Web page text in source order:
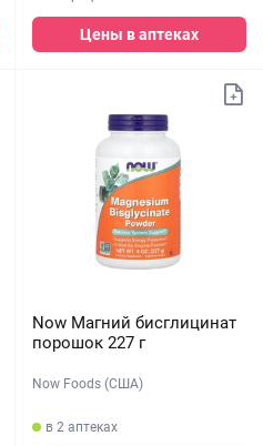
Цены в аптеках
Now Магний бисглицинат
порошок 227 г
Now Foods (США)
в 2 аптеках